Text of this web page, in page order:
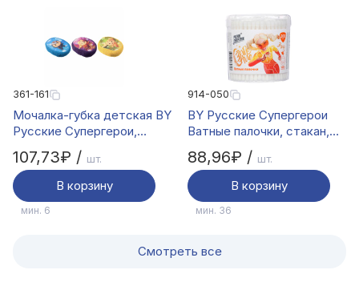
361-161
Мочалка-губка детская BY
Русские Супергерои,
размер 13x10x3см,
пенополиуретан, 100%
хлопок, 0+
107,73₽ / шт.
В корзину
мин. 6
914-050
BY Русские Супергерои
Ватные палочки, стакан,
88,96₽ / шт.
В корзину
мин. 36
Смотреть все